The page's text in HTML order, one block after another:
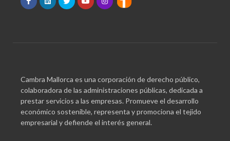
Cambra Mallorca es una corporación de derecho público,
colaboradora de las administraciones públicas, dedicada a
prestar servicios a las empresas. Promueve el desarrollo
económico sostenible, representa y promociona el tejido
empresarial y defiende el interés general.